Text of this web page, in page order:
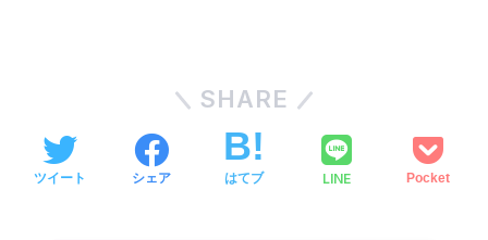
SHARE
ツイート シェア はてブ LINE Pocket